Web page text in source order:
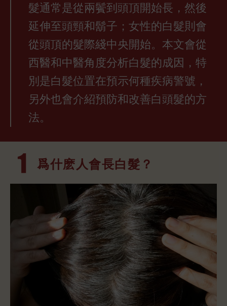
髮通常是從兩鬢到頭頂開始長，然後
延伸至頭頸和鬍子；女性的白髮則會
從頭頂的髮際綫中央開始。本文會從
西醫和中醫角度分析白髮的成因，特
別是白髮位置在預示何種疾病警號，
另外也會介紹預防和改善白頭髮的方
法。
爲什麽人會長白髮？